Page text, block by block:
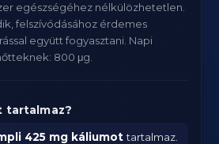
egészségéhez nélkülözhetetlen.
felszívódásához érdemes
együtt fogyasztani. Napi
800 μg.
tartalmaz?
425 mg káliumottartalmaz.